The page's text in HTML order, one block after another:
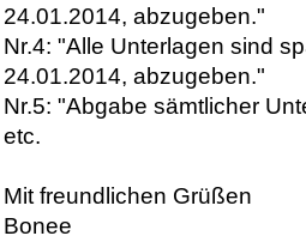
24.01.2014, abzugeben."
Nr.4: "Alle Unterlagen sind
24.01.2014, abzugeben."
Nr.5: "Abgabe sämtlicher
etc.
Mit freundlichen Grüßen
Bonee